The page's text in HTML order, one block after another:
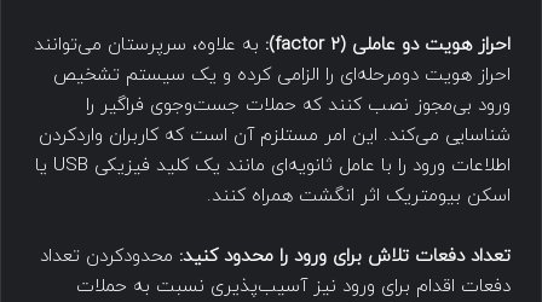
احراز هویت دو عاملی (2 factor
): به علاوه، سرپرستان می‌توانند
احراز هویت دومرحله‌ای را الزامی کرده و یک سیستم تشخیص
ورود بی‌مجوز نصب کنند که حملات جست‌وجوی فراگیر را
شناسایی می‌کند. این امر مستلزم آن است که کاربران واردکردن
اطلاعات ورود را با عامل ثانویه‌ای مانند یک کلید فیزیکی USB یا
اسکن بیومتریک اثر انگشت همراه کنند.
تعداد دفعات تلاش برای ورود را محدود کنید: محدودکردن تعداد
دفعات اقدام برای ورود نیز آسیب‌پذیری نسبت به حملات